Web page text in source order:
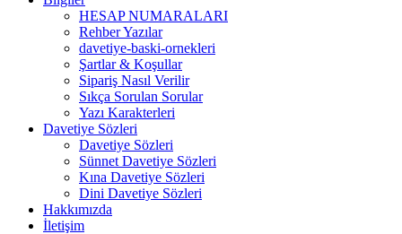
HESAP NUMARALARI
Rehber Yazılar
davetiye-baski-ornekleri
Şartlar & Koşullar
Sipariş Nasıl Verilir
Sıkça Sorulan Sorular
Yazı Karakterleri
Davetiye Sözleri
Davetiye Sözleri
Sünnet Davetiye Sözleri
Kına Davetiye Sözleri
Dini Davetiye Sözleri
Hakkımızda
İletişim